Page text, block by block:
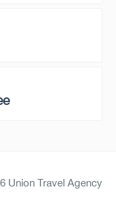
Union Travel Agency